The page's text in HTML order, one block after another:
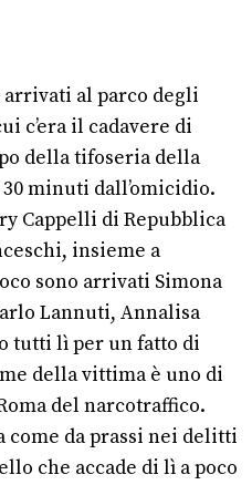
al parco degli
c’era il cadavere di
della tifoseria della
minuti dall’omicidio.
Cappelli di Repubblica
insieme a
sono arrivati Simona
Lannuti, Annalisa
tutti lì per un fatto di
della vittima è uno di
del narcotraffico.
da prassi nei delitti
che accade di lì a poco